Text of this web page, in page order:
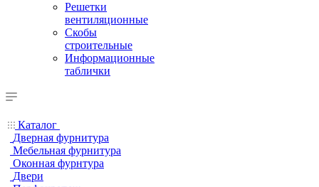
Решетки
вентиляционные
Скобы
строительные
Информационные
таблички
Каталог
Дверная фурнитура
Мебельная фурнитура
Оконная фурнтура
Двери